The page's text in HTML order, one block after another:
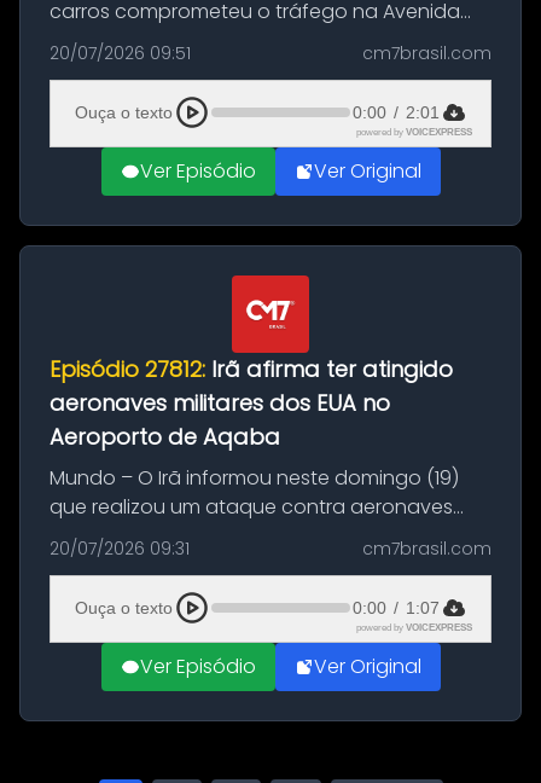
carros comprometeu o tráfego na Avenida
Brasil durante a manhã desta segunda-feira
(20), em frente ao complexo da Prefeitura de
Manaus, na Zona Oeste. A batida ter...
20/07/2026 09:51 cm7brasil.com
Ouça o texto 0:00 / 2:01
powered by VOICEXPRESS
Ver Episódio Ver Original
Episódio 27812: Irã afirma ter atingido
aeronaves militares dos EUA no
Aeroporto de Aqaba
Mundo – O Irã informou neste domingo (19)
que realizou um ataque contra aeronaves
militares dos Estados Unidos estacionadas no
Aeroporto de Aqaba, na Jordânia, durante a
21ª fase da Operação Nasr 2. A...
20/07/2026 09:31 cm7brasil.com
Ouça o texto 0:00 / 1:07
powered by VOICEXPRESS
Ver Episódio Ver Original